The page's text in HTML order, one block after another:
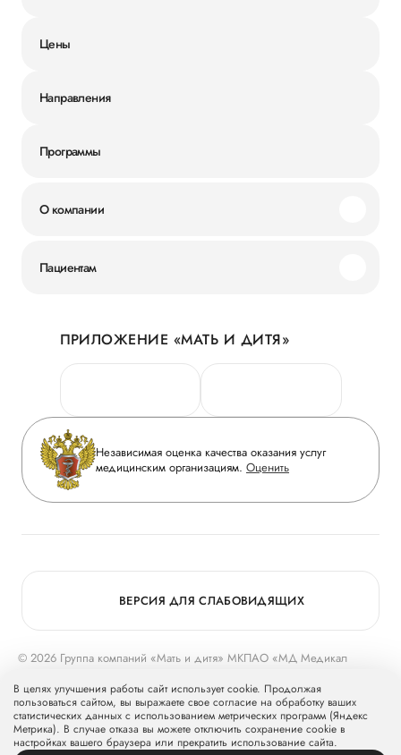
Цены
Направления
Программы
О компании
Новости
Руководство
Сотрудничество
Инвесторам
Журнал «Мать и дитя»
Вакансии
Медицинский туризм
Пациентам
Личный кабинет
Персональные данные
Горячая линия качества
Вопрос-ответ
Приложение пациента
Статьи
ПРИЛОЖЕНИЕ «МАТЬ И ДИТЯ»
Независимая оценка качества оказания услуг
медицинским организациям. Оценить
© 2026 Группа компаний «Мать и дитя» МКПАО «МД Медикал
Группу компаний «Мать и дитя».
ВЕРСИЯ ДЛЯ СЛАБОВИДЯЩИХ
В целях улучшения работы сайт использует cookie. Продолжая
пользоваться сайтом, вы выражаете свое согласие на обработку ваших
статистических данных с использованием метрических программ (Яндекс
Метрика). В случае отказа вы можете отключить сохранение cookie в
настройках вашего браузера или прекратить использование сайта.